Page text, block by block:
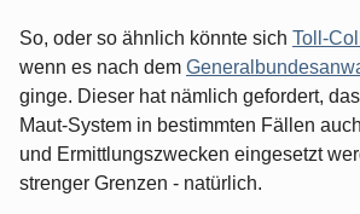
So, oder so ähnlich könnte sich Toll-
wenn es nach dem
ginge. Dieser hat nämlich gefordert,
Maut-System in bestimmten Fällen
und Ermittlungszwecken eingesetzt
strenger Grenzen - natürlich.